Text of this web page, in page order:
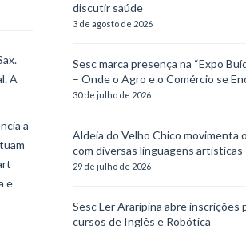
A
a
e
discutir saúde
3 de agosto de 2026
Sesc marca presença na “Expo
– Onde o Agro e o Comércio se
30 de julho de 2026
Aldeia do Velho Chico movimenta
com diversas linguagens artísticas
29 de julho de 2026
Sesc Ler Araripina abre inscrições
cursos de Inglês e Robótica